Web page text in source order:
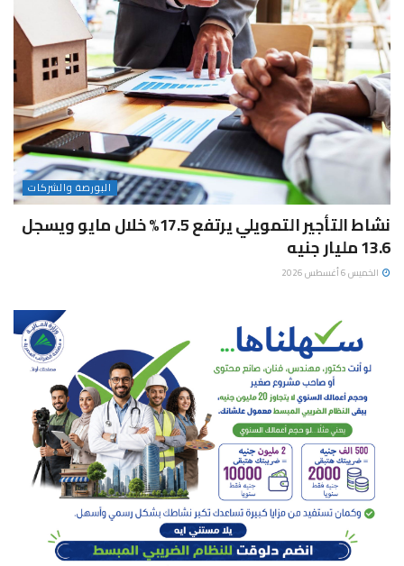
البورصة والشركات
نشاط التأجير التمويلي يرتفع 17.5% خلال مايو ويسجل
13.6 مليار جنيه
الخميس 6 أغسطس 2026